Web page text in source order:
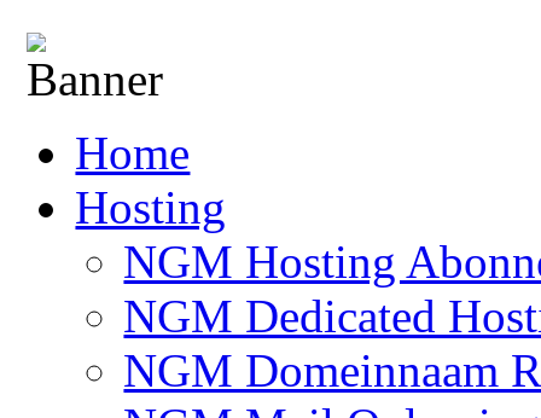
Home
Hosting
NGM Hosting
NGM Dedicated
NGM Domeinnaam